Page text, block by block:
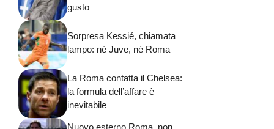
gusto
Sorpresa Kessié, chiamata
lampo: né Juve, né Roma
La Roma contatta il Chelsea:
la formula dell’affare è
inevitabile